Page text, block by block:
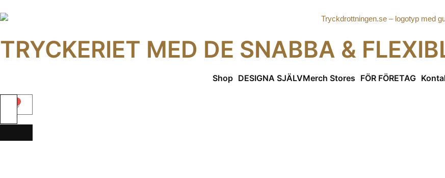
TRYCKERIET MED DE SNABBA &
Shop DESIGNA SJÄLVMerch Stores FÖR FÖRETAG